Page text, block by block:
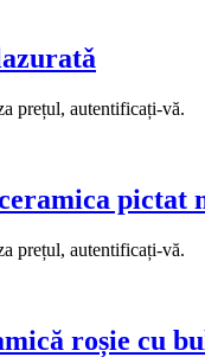
prețul, autentificați-vă.
pictat
prețul, autentificați-vă.
roșie cu